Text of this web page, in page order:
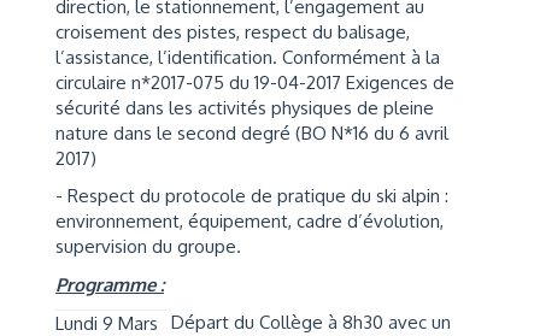
direction, le stationnement, l’engagement au
croisement des pistes, respect du balisage,
l’assistance, l’identification. Conformément à la
circulaire n*2017-075 du 19-04-2017 Exigences de
sécurité dans les activités physiques de pleine
nature dans le second degré (BO N*16 du 6 avril
2017)
- Respect du protocole de pratique du ski alpin :
environnement, équipement, cadre d’évolution,
supervision du groupe.
Programme :
Lundi 9 Mars
Départ du Collège à 8h30 avec un